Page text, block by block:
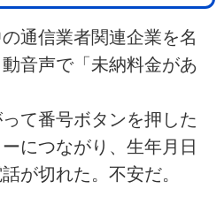
通信業者関連企業を名
音声で「未納料金があ
て番号ボタンを押した
につながり、生年月日
が切れた。不安だ。